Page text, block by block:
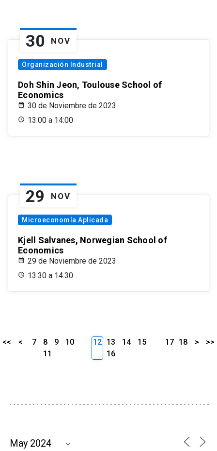
30 NOV
Organización Industrial
Doh Shin Jeon, Toulouse School of
Economics
30 de Noviembre de 2023
13:00 a 14:00
29 NOV
Microeconomía Aplicada
Kjell Salvanes, Norwegian School of
Economics
29 de Noviembre de 2023
13:30 a 14:30
<< < 7 8 9
10
11
12 13 14
15
16
17 18 > >>